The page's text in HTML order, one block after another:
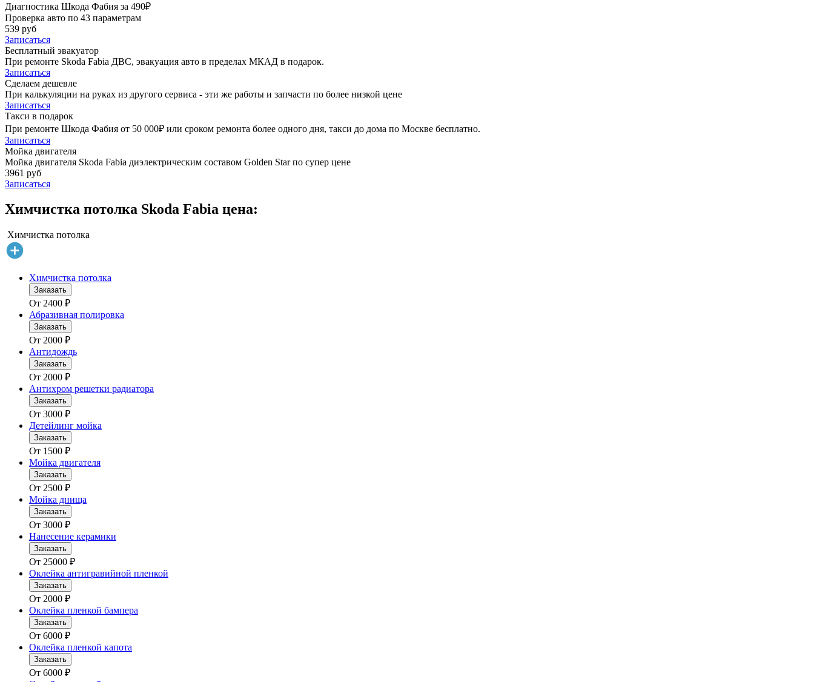
Диагностика Шкода Фабия за 490₽
Проверка авто по 43 параметрам
539 руб
Записаться
Бесплатный эвакуатор
При ремонте Skoda Fabia ДВС, эвакуация авто в пределах МКАД в подарок.
Записаться
Сделаем дешевле
При калькуляции на руках из другого сервиса - эти же работы и запчасти по более низкой цене
Записаться
Такси в подарок
При ремонте Шкода Фабия от 50 000₽ или сроком ремонта более одного дня, такси до дома по Москве бесплатно.
Записаться
Мойка двигателя
Мойка двигателя Skoda Fabia диэлектрическим составом Golden Star по супер цене
3961 руб
Записаться
Химчистка потолка Skoda Fabia цена:
Химчистка потолка
Химчистка потолка
Заказать
От 2400 ₽
Абразивная полировка
Заказать
От 2000 ₽
Антидождь
Заказать
От 2000 ₽
Антихром решетки радиатора
Заказать
От 3000 ₽
Детейлинг мойка
Заказать
От 1500 ₽
Мойка двигателя
Заказать
От 2500 ₽
Мойка днища
Заказать
От 3000 ₽
Нанесение керамики
Заказать
От 25000 ₽
Оклейка антигравийной пленкой
Заказать
От 2000 ₽
Оклейка пленкой бампера
Заказать
От 6000 ₽
Оклейка пленкой капота
Заказать
От 6000 ₽